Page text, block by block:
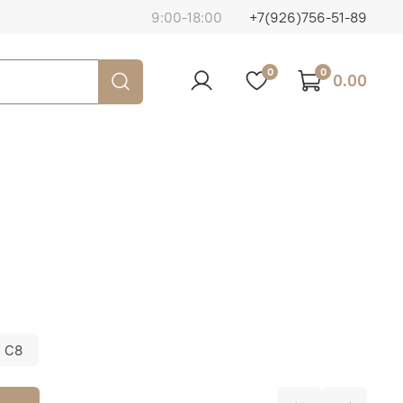
9:00-18:00 +7(926)756-51-89
0 0 0.00
C8